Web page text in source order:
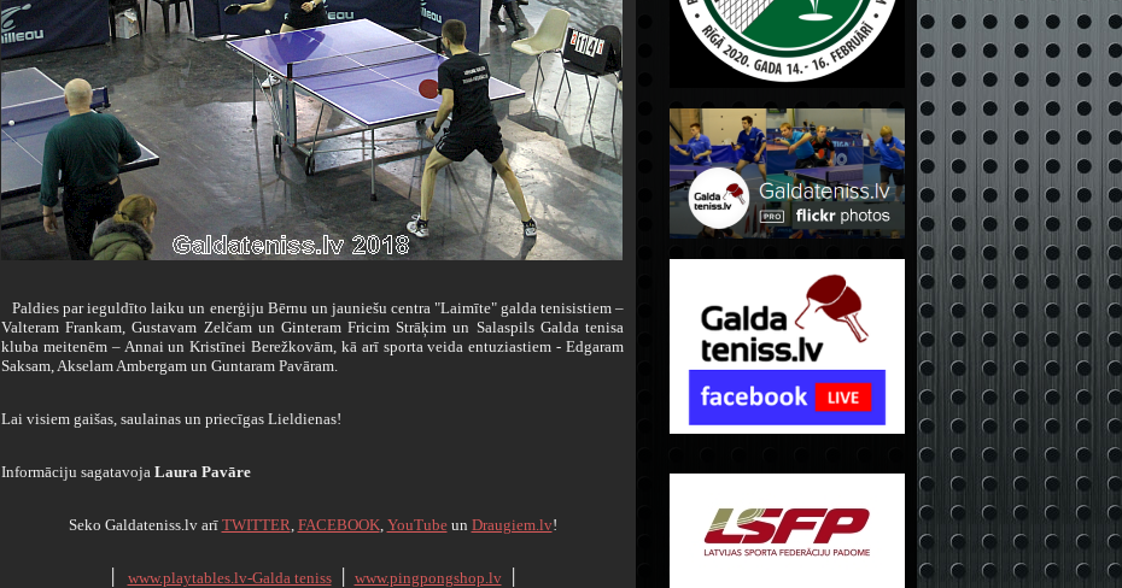
Paldies par ieguldīto laiku un enerģiju Bērnu un jauniešu centra "Laimīte" galda tenisistiem –
Valteram Frankam, Gustavam Zelčam un Ginteram Fricim Strāķim un Salaspils Galda tenisa
kluba meitenēm – Annai un Kristīnei Berežkovām, kā arī sporta veida entuziastiem - Edgaram
Saksam, Akselam Ambergam un Guntaram Pavāram.
Lai visiem gaišas, saulainas un priecīgas Lieldienas!
Informāciju sagatavoja Laura Pavāre
Seko Galdateniss.lv arī TWITTER, FACEBOOK, YouTubeun Draugiem.lv!
www.playtables.lv-Galda teniss www.pingpongshop.lv